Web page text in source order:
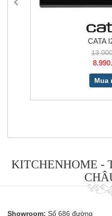
CATA
Mua
KITCHENHOME -
Showroom: Số 686 đường